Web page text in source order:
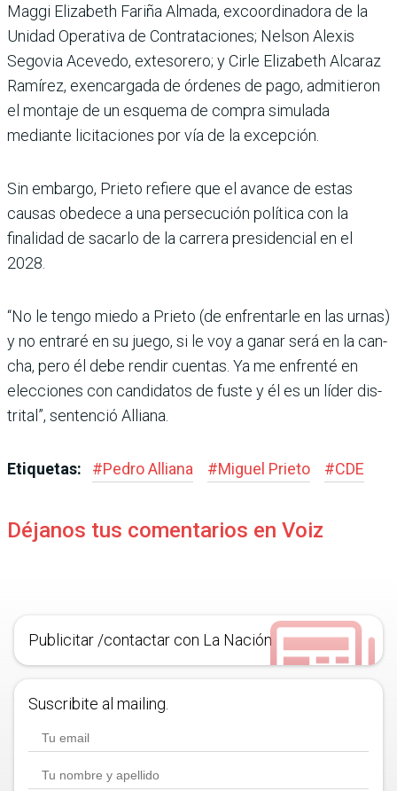
Maggi Elizabeth Fariña Almada, excoordi­nadora de la
Unidad Opera­tiva de Contrataciones; Nel­son Alexis
Segovia Acevedo, extesorero; y Cirle Eliza­beth Alcaraz
Ramírez, exen­cargada de órdenes de pago, admitieron
el montaje de un esquema de compra simu­lada
mediante licitaciones por vía de la excepción.
Sin embargo, Prieto refiere que el avance de estas
causas obedece a una persecución política con la
finalidad de sacarlo de la carrera presi­dencial en el
2028.
“No le tengo miedo a Prieto (de enfrentarle en las urnas)
y no entraré en su juego, si le voy a ganar será en la can­
cha, pero él debe rendir cuentas. Ya me enfrenté en
elecciones con candidatos de fuste y él es un líder dis­
trital”, sentenció Alliana.
Etiquetas: #Pedro Alliana #Miguel Prieto #CDE
Déjanos tus comentarios en Voiz
Publicitar /contactar con La Nación
Suscribite al mailing.